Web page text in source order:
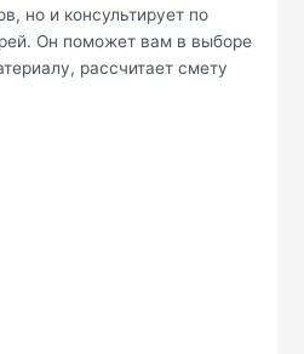
но и консультирует по
Он поможет вам в выборе
рассчитает смету